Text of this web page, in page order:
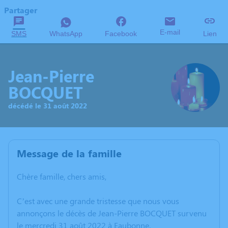
Partager
SMS WhatsApp Facebook E-mail Lien
Jean-Pierre
BOCQUET
décédé le 31 août 2022
Message de la famille
Chère famille, chers amis,
C’est avec une grande tristesse que nous vous
annonçons le décès de Jean-Pierre BOCQUET survenu
le mercredi 31 août 2022 à Eaubonne.